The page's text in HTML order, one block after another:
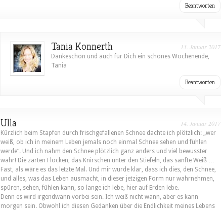
Beantworten
Tania Konnerth 13. Januar 2017
Dankeschön und auch für Dich ein schönes Wochenende,
Tania
Beantworten
Ulla 14. Januar 2017
Kürzlich beim Stapfen durch frischgefallenen Schnee dachte ich plötzlich: „wer
weiß, ob ich in meinem Leben jemals noch einmal Schnee sehen und fühlen
werde“. Und ich nahm den Schnee plötzlich ganz anders und viel bewusster
wahr! Die zarten Flocken, das Knirschen unter den Stiefeln, das sanfte Weiß …
Fast, als wäre es das letzte Mal. Und mir wurde klar, dass ich dies, den Schnee,
und alles, was das Leben ausmacht, in dieser jetzigen Form nur wahrnehmen,
spüren, sehen, fühlen kann, so lange ich lebe, hier auf Erden lebe.
Denn es wird irgendwann vorbei sein. Ich weiß nicht wann, aber es kann
morgen sein. Obwohl ich diesen Gedanken über die Endlichkeit meines Lebens